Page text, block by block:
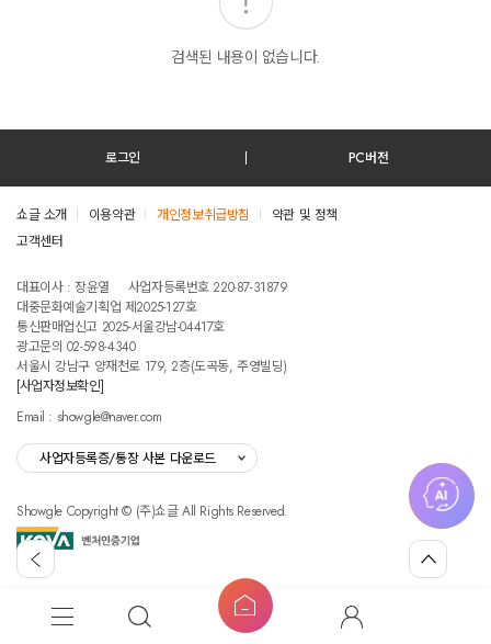
검색된 내용이 없습니다.
홈
버
튼
뒤
가
섭
외
공
고
맨
위
로
로그인 PC버전
쇼글 소개 이용약관 개인정보취급방침
약관 및 정책
고객센터
대표이사 : 장윤열
사업자등록번호 220-87-31879
대중문화예술기획업 제2025-127호
통신판매업신고 2025-서울강남-04417호
광고문의 02-598-4340
서울시 강남구 양재천로 179, 2층(도곡동, 주영빌딩)
[사업자정보확인]
Email : showgle@naver.com
사업자등록증/통장 사본 다운로드
Showgle Copyright © (주)쇼글 All Rights Reserved.